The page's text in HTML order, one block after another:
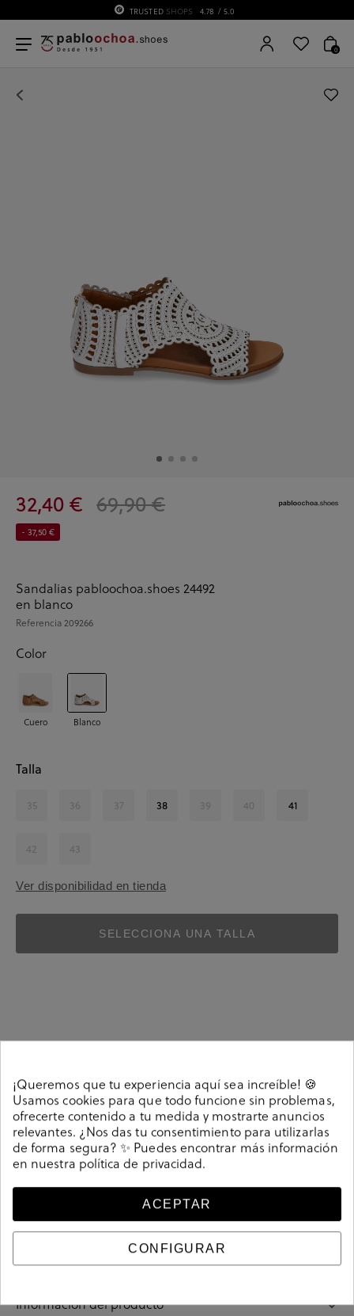
TRUSTEDSHOPS 4.78 / 5.0
0
32,40 € 69,90 €
- 37,50 €
Sandalias pabloochoa.shoes 24492
en blanco
Referencia209266
Color
Cuero Blanco
Talla
35 36 37 38 39 40 41
42 43
Ver disponibilidad en tienda
SELECCIONA UNA TALLA
Sandalias pabloochoa.shoes 24492 en blanco.
Cremallera trasera. La plantilla no es extraible. Hecho
en España.
Referencia209266
Guía de tallas
Ciudados y limpieza
Información del producto
¡Queremos que tu experiencia aquí sea increíble! 🍪
Usamos cookies para que todo funcione sin problemas,
ofrecerte contenido a tu medida y mostrarte anuncios
relevantes. ¿Nos das tu consentimiento para utilizarlas
de forma segura? ✨ Puedes encontrar más información
en nuestra política de privacidad.
ACEPTAR
CONFIGURAR